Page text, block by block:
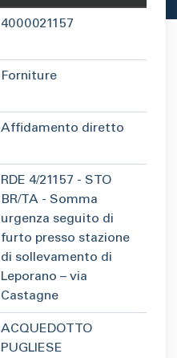
4000021157
Forniture
Affidamento diretto
RDE 4/21157 - STO
BR/TA - Somma
urgenza seguito di
furto presso stazione
di sollevamento di
Leporano – via
Castagne
ACQUEDOTTO
PUGLIESE